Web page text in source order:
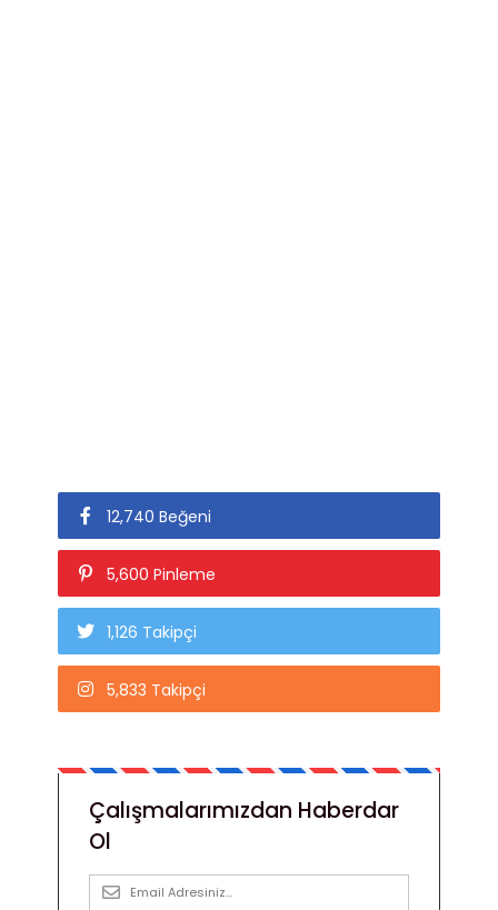
12,740 Beğeni
5,600 Pinleme
1,126 Takipçi
5,833 Takipçi